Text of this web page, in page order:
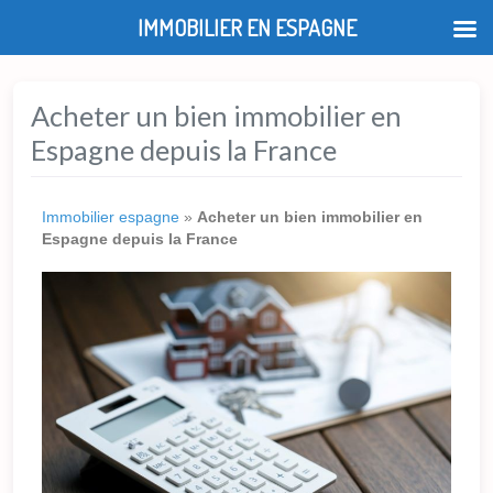
Acheter un bien immobilier en
Espagne depuis la France
Immobilier espagne » Acheter un bien immobilier en
Espagne depuis la France
IMMOBILIER EN ESPAGNE